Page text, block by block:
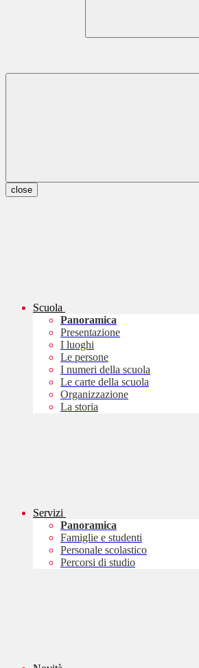
close
Scuola
Panoramica
Presentazione
I luoghi
Le persone
I numeri della scuola
Le carte della scuola
Organizzazione
La storia
Servizi
Panoramica
Famiglie e studenti
Personale scolastico
Percorsi di studio